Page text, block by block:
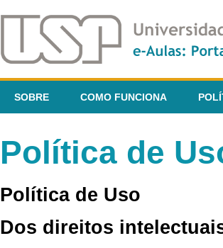
SOBRE COMO FUNCIONA
Política de
Política de Uso
Dos direitos